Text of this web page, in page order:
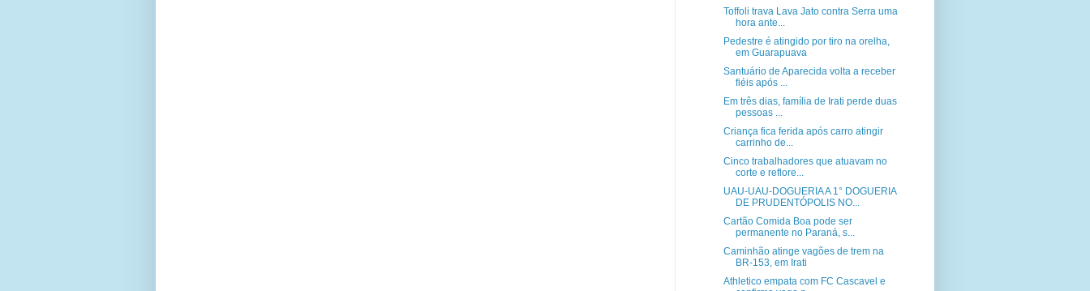
Toffoli trava Lava Jato contra Serra uma
hora ante...
Pedestre é atingido por tiro na orelha,
em Guarapuava
Santuário de Aparecida volta a receber
fiéis após ...
Em três dias, família de Irati perde duas
pessoas ...
Criança fica ferida após carro atingir
carrinho de...
Cinco trabalhadores que atuavam no
corte e reflore...
UAU-UAU-DOGUERIA A 1° DOGUERIA
DE PRUDENTÓPOLIS NO...
Cartão Comida Boa pode ser
permanente no Paraná, s...
Caminhão atinge vagões de trem na
BR-153, em Irati
Athletico empata com FC Cascavel e